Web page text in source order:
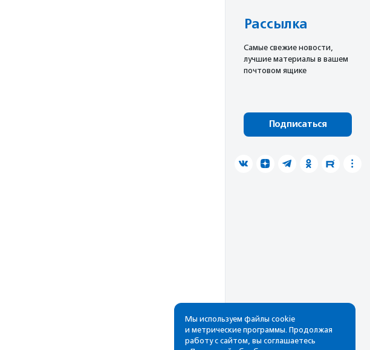
Рассылка
Cамые свежие новости,
лучшие материалы в вашем
почтовом ящике
Подписаться
Мы используем файлы cookie
и метрические программы. Продолжая
работу с сайтом, вы соглашаетесь